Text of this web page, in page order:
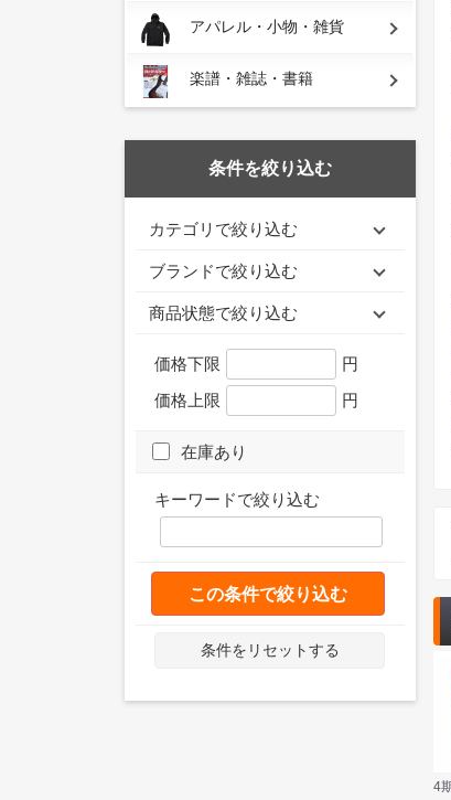
アパレル・小物・雑貨
楽譜・雑誌・書籍
条件を絞り込む
カテゴリで絞り込む
ブランドで絞り込む
商品状態で絞り込む
価格下限
円
価格上限
円
在庫あり
キーワードで絞り込む
この条件で絞り込む
条件をリセットする